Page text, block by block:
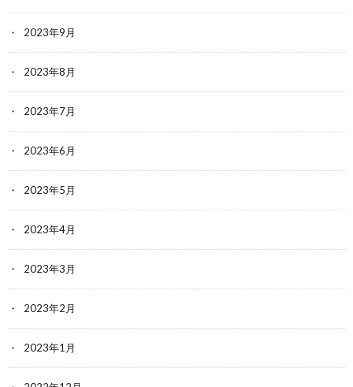
2023年9月
2023年8月
2023年7月
2023年6月
2023年5月
2023年4月
2023年3月
2023年2月
2023年1月